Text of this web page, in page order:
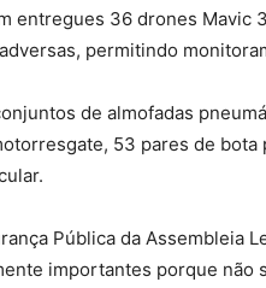
entregues 36 drones Mavic
permitindo
de almofadas
53 pares de
Pública da Assembleia
importantes porque